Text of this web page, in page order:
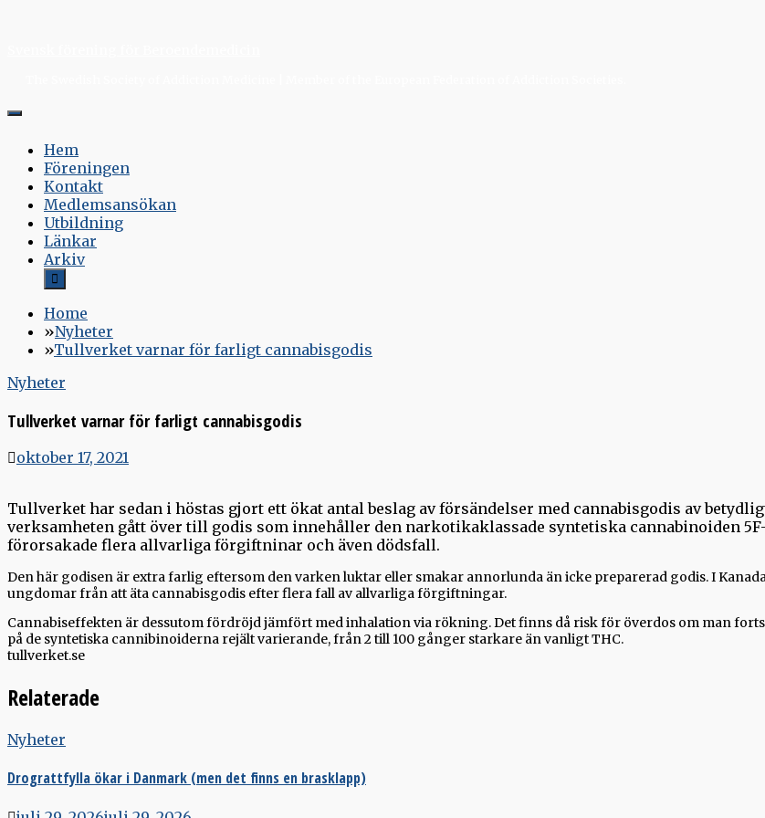
Hem
Föreningen
Kontakt
Medlemsansökan
Utbildning
Länkar
Arkiv
Home
Nyheter
Tullverket varnar för farligt cannabisgodis
Nyheter
Tullverket varnar för farligt cannabisgodis
oktober 17, 2021
Tullverket har sedan i höstas gjort ett ökat antal beslag av försändelser med cannabisgodis av
verksamheten gått över till godis som innehåller den narkotikaklassade syntetiska cannabinoiden 5F-
förorsakade flera allvarliga förgiftninar och även dödsfall.
Den här godisen är extra farlig eftersom den varken luktar eller smakar annorlunda än icke preparerad godis. I
ungdomar från att äta cannabisgodis efter flera fall av allvarliga förgiftningar.
Cannabiseffekten är dessutom fördröjd jämfört med inhalation via rökning. Det finns då risk för överdos om man
på de syntetiska cannibinoiderna rejält varierande, från 2 till 100 gånger starkare än vanligt THC.
tullverket.se
Relaterade
Nyheter
Drograttfylla ökar i Danmark (men det finns en brasklapp)